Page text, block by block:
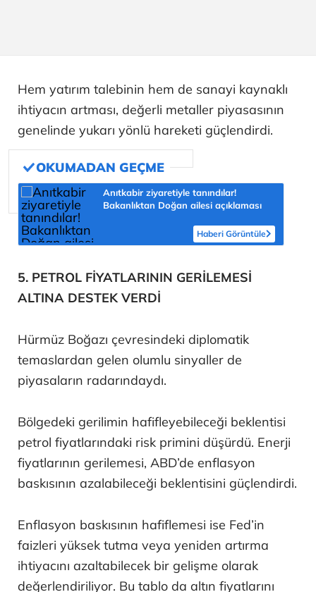
Hem yatırım talebinin hem de sanayi kaynaklı
ihtiyacın artması, değerli metaller piyasasının
genelinde yukarı yönlü hareketi güçlendirdi.
Anıtkabir ziyaretiyle tanındılar!
Bakanlıktan Doğan ailesi açıklaması
Haberi Görüntüle
5. PETROL FİYATLARININ GERİLEMESİ
ALTINA DESTEK VERDİ
Hürmüz Boğazı çevresindeki diplomatik
temaslardan gelen olumlu sinyaller de
piyasaların radarındaydı.
Bölgedeki gerilimin hafifleyebileceği beklentisi
petrol fiyatlarındaki risk primini düşürdü. Enerji
fiyatlarının gerilemesi, ABD’de enflasyon
baskısının azalabileceği beklentisini güçlendirdi.
Enflasyon baskısının hafiflemesi ise Fed’in
faizleri yüksek tutma veya yeniden artırma
ihtiyacını azaltabilecek bir gelişme olarak
değerlendiriliyor. Bu tablo da altın fiyatlarını